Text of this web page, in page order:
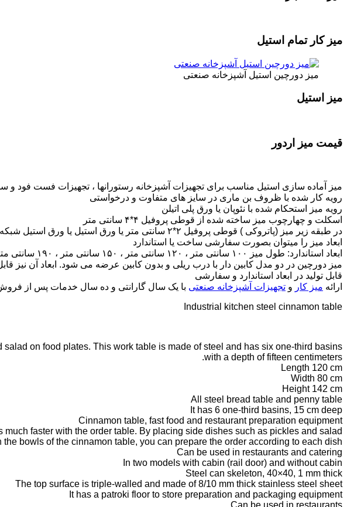
میز کار تمام استیل
میز دورچین استیل آشپزخانه صنعتی
میز استیل
قیمت میز اردور
میز آماده سازی استیل مناسب برای تجهیزات آشپزخانه رستورانها ، تجهیزات فست فود
رویه کار شده با ظروف بن ماری در سایز های متفاوت و درخواستی
رویه میز استحکام شده با نئوپان یا ورق پلی اتیلن
اسکلت و چهارچوب میز ساخته شده از قوطی پروفیل ۴*۴ سانتی متر
در طبقه زیر میز (پاتروکی ) قوطی پروفیل ۲*۲ سانتی متر یا ورق استیل یا ورق استیل شبکه بندی شده
ابعاد میز را میتوان بصورت سفارشی ساخت یا استاندارد
ابعاد استاندارد: طول میز ۱۰۰ سانتی متر ، ۱۲۰ سانتی متر ، ۱۵۰ سانتی متر ، ۱۹۰ سانتی متر
میز دورچین در دو مدل کابین دار با درب ریلی و بدون کابین عرضه می شود. ابعاد آن نیز
قابل تولید در ابعاد استاندارد و سفارشی
ارائه میز کار و تجهیزات آشپزخانه صنعتی با یک سال گارانتی و ده سال خدمات پس از
Industrial kitchen steel cinnamon table
on food plates. This work table is made of steel and has six one-third basins
with a depth of fifteen centimeters.
Length 120 cm
Width 80 cm
Height 142 cm
All steel bread table and penny table
It has 6 one-third basins, 15 cm deep
Cinnamon table, fast food and restaurant preparation equipment
faster with the order table. By placing side dishes such as pickles and salad
the bowls of the cinnamon table, you can prepare the order according to each dish.
Can be used in restaurants and catering
In two models with cabin (rail door) and without cabin
Steel can skeleton, 40×40, 1 mm thick
The top surface is triple-walled and made of 8/10 mm thick stainless steel sheet
It has a patroki floor to store preparation and packaging equipment
Can be used in restaurants